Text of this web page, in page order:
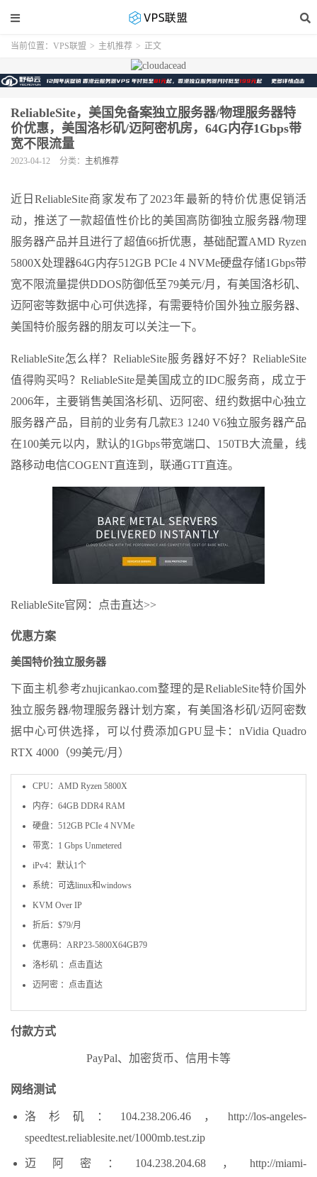
当前位置： VPS联盟 > 主机推荐 > 正文
ReliableSite，美国免备案独立服务器/物理服务器特
价优惠，美国洛杉矶/迈阿密机房，64G内存1Gbps带
宽不限流量
2023-04-12 分类： 主机推荐
近日ReliableSite商家发布了2023年最新的特价优惠促销活
动，推送了一款超值性价比的美国高防御独立服务器/物理
服务器产品并且进行了超值66折优惠，基础配置AMD Ryzen
5800X处理器64G内存512GB PCIe 4 NVMe硬盘存储1Gbps带
宽不限流量提供DDOS防御低至79美元/月，有美国洛杉矶、
迈阿密等数据中心可供选择，有需要特价国外独立服务器、
美国特价服务器的朋友可以关注一下。
ReliableSite怎么样？ReliableSite服务器好不好？ReliableSite
值得购买吗？ReliableSite是美国成立的IDC服务商，成立于
2006年，主要销售美国洛杉矶、迈阿密、纽约数据中心独立
服务器产品，目前的业务有几款E3 1240 V6独立服务器产品
在100美元以内，默认的1Gbps带宽端口、150TB大流量，线
路移动电信COGENT直连到，联通GTT直连。
ReliableSite官网：点击直达>>
优惠方案
美国特价独立服务器
下面主机参考zhujicankao.com整理的是ReliableSite特价国外
独立服务器/物理服务器计划方案，有美国洛杉矶/迈阿密数
据中心可供选择，可以付费添加GPU显卡：nVidia Quadro
RTX 4000（99美元/月）
CPU：AMD Ryzen 5800X
内存：64GB DDR4 RAM
硬盘：512GB PCIe 4 NVMe
带宽：1 Gbps Unmetered
iPv4：默认1个
系统：可选linux和windows
KVM Over IP
折后：$79/月
优惠码：ARP23-5800X64GB79
洛杉矶 ：点击直达
迈阿密 ：点击直达
付款方式
PayPal、加密货币、信用卡等
网络测试
洛杉矶：104.238.206.46，http://los-angeles-
speedtest.reliablesite.net/1000mb.test.zip
迈阿密：104.238.204.68，http://miami-